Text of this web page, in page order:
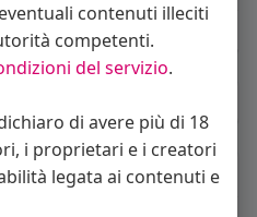
contenuti illeciti
competenti.
del servizio.
di avere più di 18
i proprietari e i creatori
legata ai contenuti e